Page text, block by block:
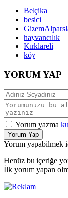
Belçika
besici
hayvancılık
Kırklareli
köy
YORUM YAP
Yorum yazma
Yorum Yap
Yorum yapabilmek
Henüz bu içeriğe
İlk yorum yapan